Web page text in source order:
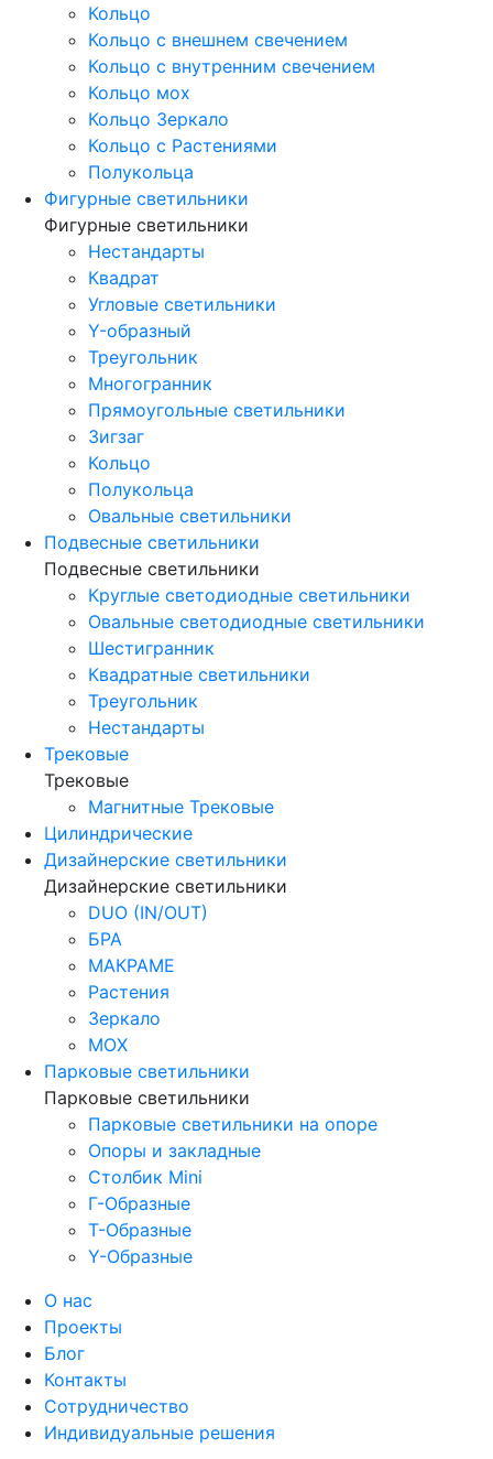
Кольцо
Кольцо с внешнем свечением
Кольцо с внутренним свечением
Кольцо мох
Кольцо Зеркало
Кольцо с Растениями
Полукольца
Фигурные светильники
Фигурные светильники
Нестандарты
Квадрат
Угловые светильники
Y-образный
Треугольник
Многогранник
Прямоугольные светильники
Зигзаг
Кольцо
Полукольца
Овальные светильники
Подвесные светильники
Подвесные светильники
Круглые светодиодные светильники
Овальные светодиодные светильники
Шестигранник
Квадратные светильники
Треугольник
Нестандарты
Трековые
Трековые
Магнитные Трековые
Цилиндрические
Дизайнерские светильники
Дизайнерские светильники
DUO (IN/OUT)
БРА
МАКРАМЕ
Растения
Зеркало
МОХ
Парковые светильники
Парковые светильники
Парковые светильники на опоре
Опоры и закладные
Столбик Mini
Г-Образные
Т-Образные
Y-Образные
О нас
Проекты
Блог
Контакты
Сотрудничество
Индивидуальные решения